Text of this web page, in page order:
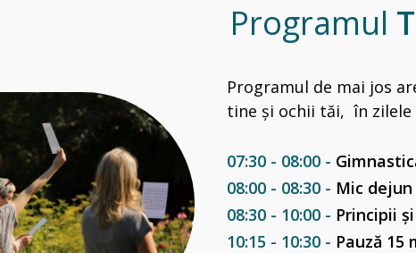
Programul
Programul de mai jos
tine și ochii tăi, în zilele
07:30 - 08:00 -
08:00 - 08:30 - Mic dejun
08:30 - 10:00 - Principii
10:15 - 10:30 - Pauză 15